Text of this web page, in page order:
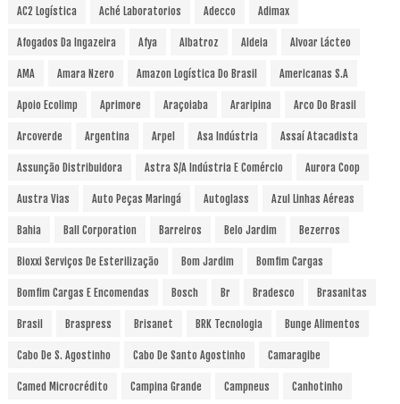
AC2 Logística Aché Laboratorios Adecco Adimax
Afogados Da Ingazeira Afya Albatroz Aldeia Alvoar Lácteo
AMA Amara Nzero Amazon Logística Do Brasil Americanas S.A
Apoio Ecolimp Aprimore Araçoiaba Araripina Arco Do Brasil
Arcoverde Argentina Arpel Asa Indústria Assaí Atacadista
Assunção Distribuidora Astra S/A Indústria E Comércio Aurora Coop
Austra Vias Auto Peças Maringá Autoglass Azul Linhas Aéreas
Bahia Ball Corporation Barreiros Belo Jardim Bezerros
Bioxxi Serviços De Esterilização Bom Jardim Bomfim Cargas
Bomfim Cargas E Encomendas Bosch Br Bradesco Brasanitas
Brasil Braspress Brisanet BRK Tecnologia Bunge Alimentos
Cabo De S. Agostinho Cabo De Santo Agostinho Camaragibe
Camed Microcrédito Campina Grande Campneus Canhotinho